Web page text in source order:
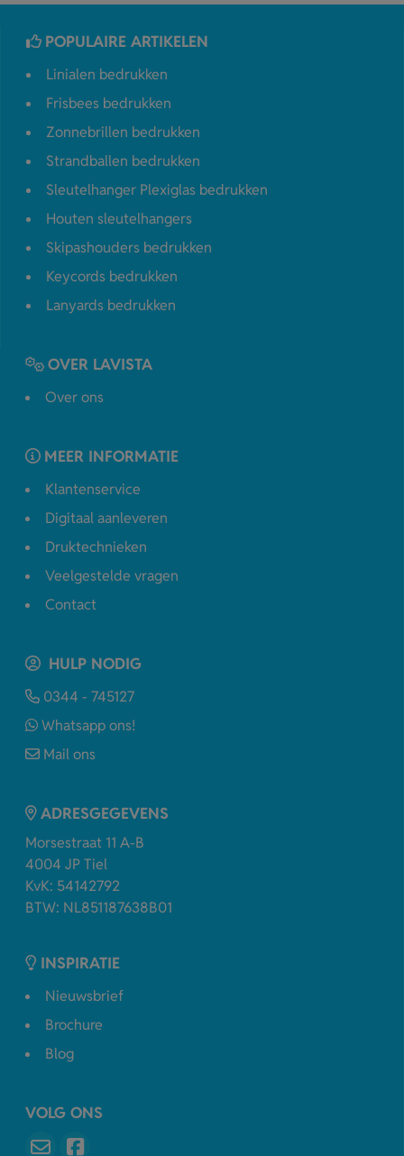
POPULAIRE ARTIKELEN
Linialen bedrukken
Frisbees bedrukken
Zonnebrillen bedrukken
Strandballen bedrukken
Sleutelhanger Plexiglas bedrukken
Houten sleutelhangers
Skipashouders bedrukken
Keycords bedrukken
Lanyards bedrukken
OVER LAVISTA
Over ons
MEER INFORMATIE
Klantenservice
Digitaal aanleveren
Druktechnieken
Veelgestelde vragen
Contact
HULP NODIG
0344 - 745127
Whatsapp ons!
Mail ons
ADRESGEGEVENS
Morsestraat 11 A-B
4004 JP Tiel
KvK: 54142792
BTW: NL851187638B01
INSPIRATIE
Nieuwsbrief
Brochure
Blog
VOLG ONS